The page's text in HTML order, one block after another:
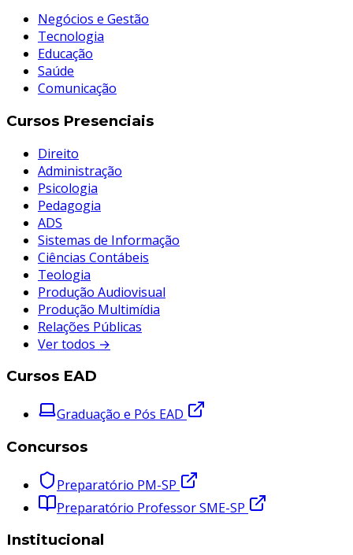
Negócios e Gestão
Tecnologia
Educação
Saúde
Comunicação
Cursos Presenciais
Direito
Administração
Psicologia
Pedagogia
ADS
Sistemas de Informação
Ciências Contábeis
Teologia
Produção Audiovisual
Produção Multimídia
Relações Públicas
Ver todos →
Cursos EAD
Graduação e Pós EAD
Concursos
Preparatório PM-SP
Preparatório Professor SME-SP
Institucional